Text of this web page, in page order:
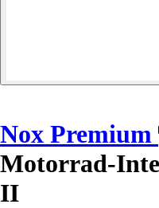
Nox Premium
Motorrad-
II